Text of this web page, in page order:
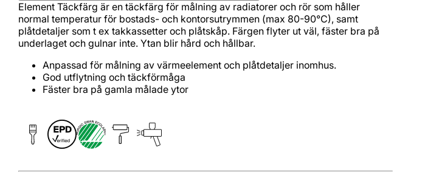
Element Täckfärg är en täckfärg för målning av radiatorer och rör som håller
normal temperatur för bostads- och kontorsutrymmen (max 80-90°C), samt
plåtdetaljer som t ex takkassetter och plåtskåp. Färgen flyter ut väl, fäster bra på
underlaget och gulnar inte. Ytan blir hård och hållbar.
Anpassad för målning av värmeelement och plåtdetaljer inomhus.
God utflytning och täckförmåga
Fäster bra på gamla målade ytor